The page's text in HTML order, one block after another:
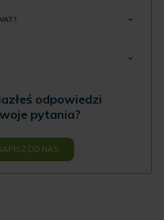
odpowiedzi
pytania?
DO NAS